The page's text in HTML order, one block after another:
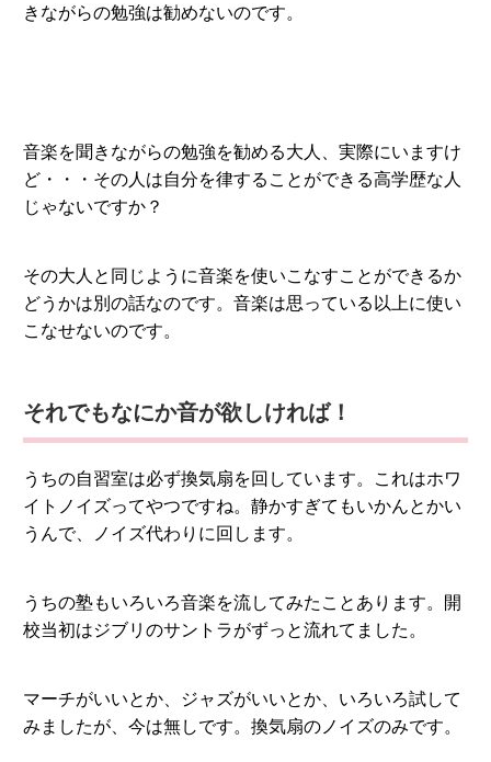
きながらの勉強は勧めないのです。
音楽を聞きながらの勉強を勧める大人、実際にいますけ
ど・・・その人は自分を律することができる高学歴な人
じゃないですか？
その大人と同じように音楽を使いこなすことができるか
どうかは別の話なのです。音楽は思っている以上に使い
こなせないのです。
それでもなにか音が欲しければ！
うちの自習室は必ず換気扇を回しています。これはホワ
イトノイズってやつですね。静かすぎてもいかんとかい
うんで、ノイズ代わりに回します。
うちの塾もいろいろ音楽を流してみたことあります。開
校当初はジブリのサントラがずっと流れてました。
マーチがいいとか、ジャズがいいとか、いろいろ試して
みましたが、今は無しです。換気扇のノイズのみです。